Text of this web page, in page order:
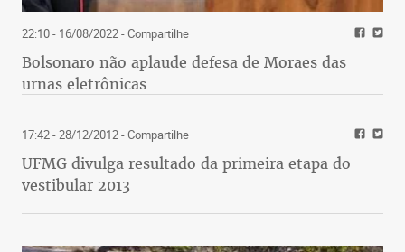
22:10 - 16/08/2022- Compartilhe
Bolsonaro não aplaude defesa de Moraes das
urnas eletrônicas
17:42 - 28/12/2012- Compartilhe
UFMG divulga resultado da primeira etapa do
vestibular 2013